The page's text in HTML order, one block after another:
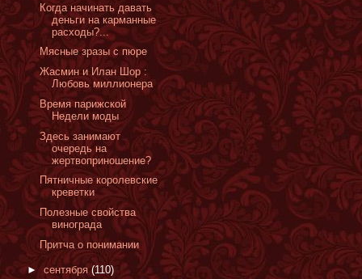
Когда начинать давать
деньги на карманные
расходы?...
Мясные зразы с пюре
Жасмин и Илан Шор :
Любовь миллионера
Время парижской
Недели моды
Здесь занимают
очередь на
жертвоприношение?
Пятничные королевские
креветки
Полезные свойства
винограда
Притча о понимании
► сентября (110)